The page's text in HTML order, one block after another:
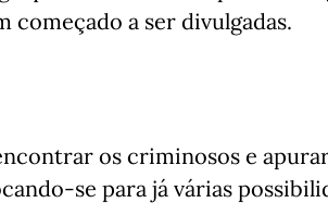
a ser divulgadas.
os criminosos e
se para já várias